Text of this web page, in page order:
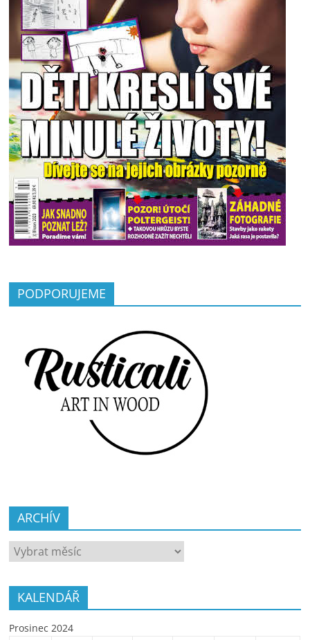
PODPORUJEME
ARCHÍV
ARCHÍV
KALENDÁŘ
Prosinec 2024